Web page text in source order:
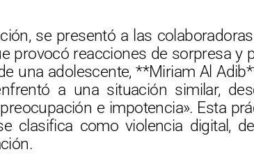
se presentó a las
provocó reacciones de sorpresa y
una adolescente, **Miriam Al
a una situación similar,
e impotencia». Esta
clasifica como violencia digital,